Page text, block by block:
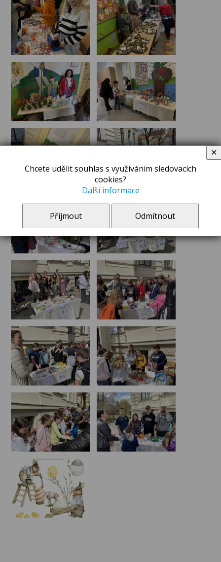
Chcete udělit souhlas s využíváním sledovacích
cookies?
Další informace
Přijmout Odmítnout
✕